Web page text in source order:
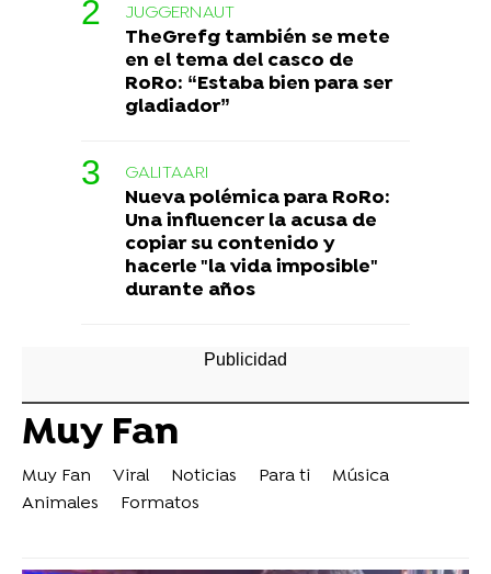
JUGGERNAUT
TheGrefg también se mete
en el tema del casco de
RoRo: “Estaba bien para ser
gladiador”
GALITAARI
Nueva polémica para RoRo:
Una influencer la acusa de
copiar su contenido y
hacerle "la vida imposible"
durante años
Muy Fan
Muy Fan Viral Noticias Para ti
Música
Animales
Formatos